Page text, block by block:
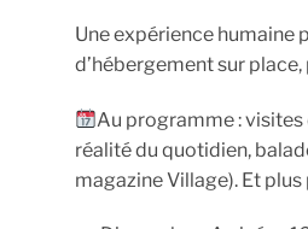
Une expérience humaine
d’hébergement sur
Au programme :
réalité du quotidien,
magazine Village). Et